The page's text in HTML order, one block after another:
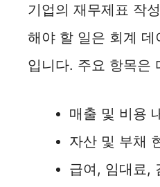
기업의 재무제표 작
해야 할 일은 회계 데
입니다. 주요 항목은
매출 및 비용
자산 및 부채
급여, 임대료,